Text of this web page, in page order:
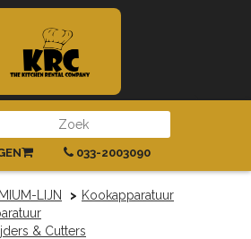
|REGISTREREN
033-2003090
LIJN
Kookapparatuur
& Cutters